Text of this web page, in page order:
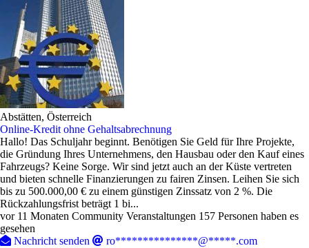
Abstätten, Österreich
Online-Kredit ohne Gehaltsabrechnung
Hallo! Das Schuljahr beginnt. Benötigen Sie Geld für Ihre Projekte,
die Gründung Ihres Unternehmens, den Hausbau oder den Kauf eines
Fahrzeugs? Keine Sorge. Wir sind jetzt auch an der Küste vertreten
und bieten schnelle Finanzierungen zu fairen Zinsen. Leihen Sie sich
bis zu 500.000,00 € zu einem günstigen Zinssatz von 2 %. Die
Rückzahlungsfrist beträgt 1 bi...
vor 11 Monaten Community Veranstaltungen 157 Personen haben es
gesehen
Nachricht senden
ro***************@*****.com